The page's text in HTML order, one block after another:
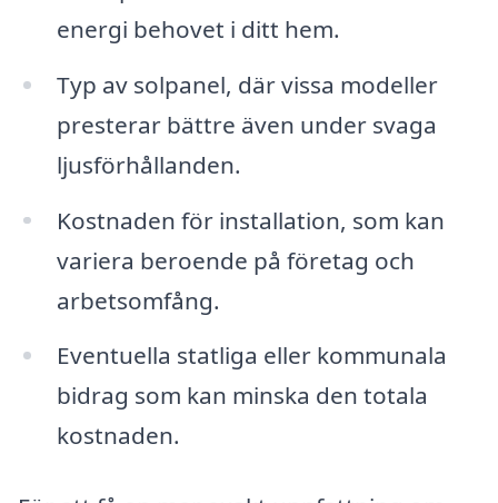
energi behovet i ditt hem.
Typ av solpanel, där vissa modeller
presterar bättre även under svaga
ljusförhållanden.
Kostnaden för installation, som kan
variera beroende på företag och
arbetsomfång.
Eventuella statliga eller kommunala
bidrag som kan minska den totala
kostnaden.